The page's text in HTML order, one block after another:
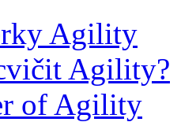
Agility
Agility?
of Agility